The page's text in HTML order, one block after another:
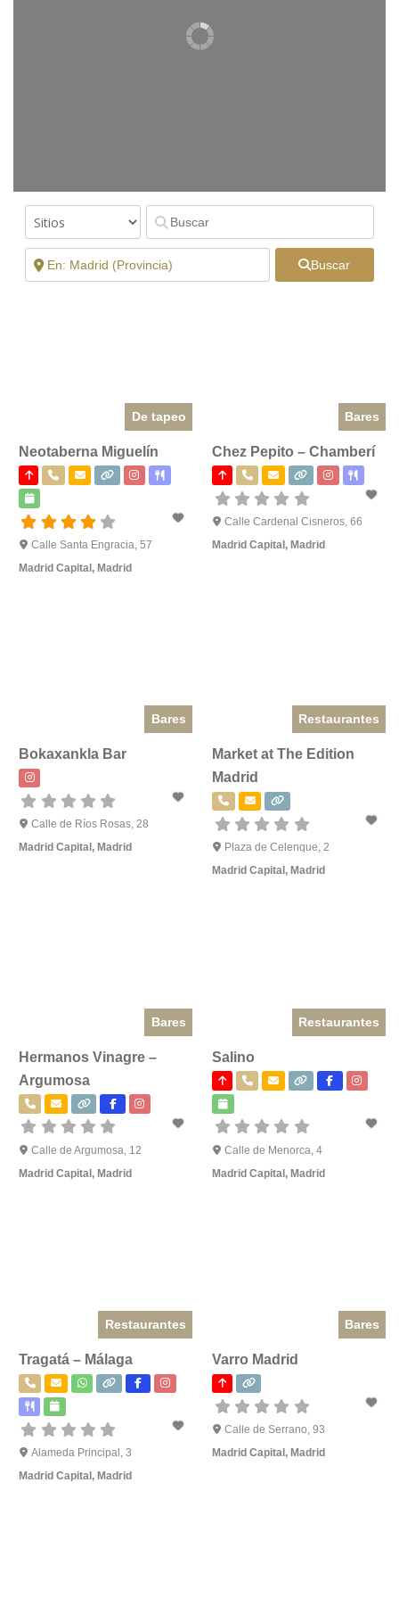
Buscar
De tapeo
Neotaberna Miguelín
Calle Santa Engracia, 57
Madrid Capital, Madrid
Bares
Chez Pepito – Chamberí
Calle Cardenal Cisneros, 66
Madrid Capital,Madrid
Bares
Bokaxankla Bar
Calle de Ríos Rosas, 28
Madrid Capital , Madrid
Restaurantes
Market at The Edition
Madrid
Plaza de Celenque, 2
Madrid Capital , Madrid
Bares
Hermanos Vinagre –
Argumosa
Calle de Argumosa, 12
Madrid Capital, Madrid
Restaurantes
Salino
Calle de Menorca, 4
Madrid Capital,Madrid
Restaurantes
Tragatá – Málaga
Alameda Principal, 3
Madrid Capital , Madrid
Bares
Varro Madrid
Calle de Serrano, 93
Madrid Capital , Madrid